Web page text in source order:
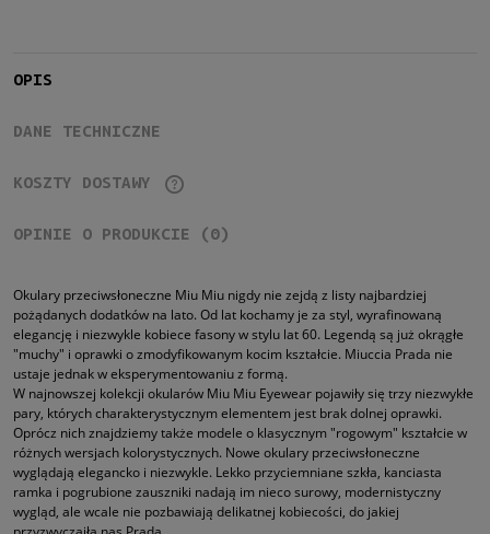
OPIS
DANE TECHNICZNE
KOSZTY DOSTAWY
CENA NIE ZAWIERA EWENTUALNYCH KOSZTÓW PŁATNOŚCI
OPINIE O PRODUKCIE (0)
Okulary przeciwsłoneczne Miu Miu nigdy nie zejdą z listy najbardziej
pożądanych dodatków na lato. Od lat kochamy je za styl, wyrafinowaną
elegancję i niezwykle kobiece fasony w stylu lat 60. Legendą są już okrągłe
"muchy" i oprawki o zmodyfikowanym kocim kształcie. Miuccia Prada nie
ustaje jednak w eksperymentowaniu z formą.
W najnowszej kolekcji okularów Miu Miu Eyewear pojawiły się trzy niezwykłe
pary, których charakterystycznym elementem jest brak dolnej oprawki.
Oprócz nich znajdziemy także modele o klasycznym "rogowym" kształcie w
różnych wersjach kolorystycznych. Nowe okulary przeciwsłoneczne
wyglądają elegancko i niezwykle. Lekko przyciemniane szkła, kanciasta
ramka i pogrubione zauszniki nadają im nieco surowy, modernistyczny
wygląd, ale wcale nie pozbawiają delikatnej kobiecości, do jakiej